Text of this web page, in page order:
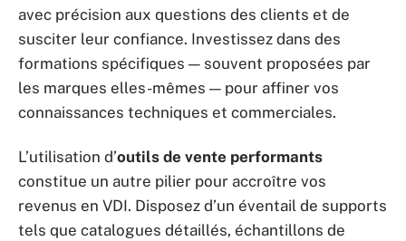
avec précision aux questions des clients et de
susciter leur confiance. Investissez dans des
formations spécifiques — souvent proposées par
les marques elles-mêmes — pour affiner vos
connaissances techniques et commerciales.
L’utilisation d’outils de vente performants
constitue un autre pilier pour accroître vos
revenus en VDI. Disposez d’un éventail de supports
tels que catalogues détaillés, échantillons de